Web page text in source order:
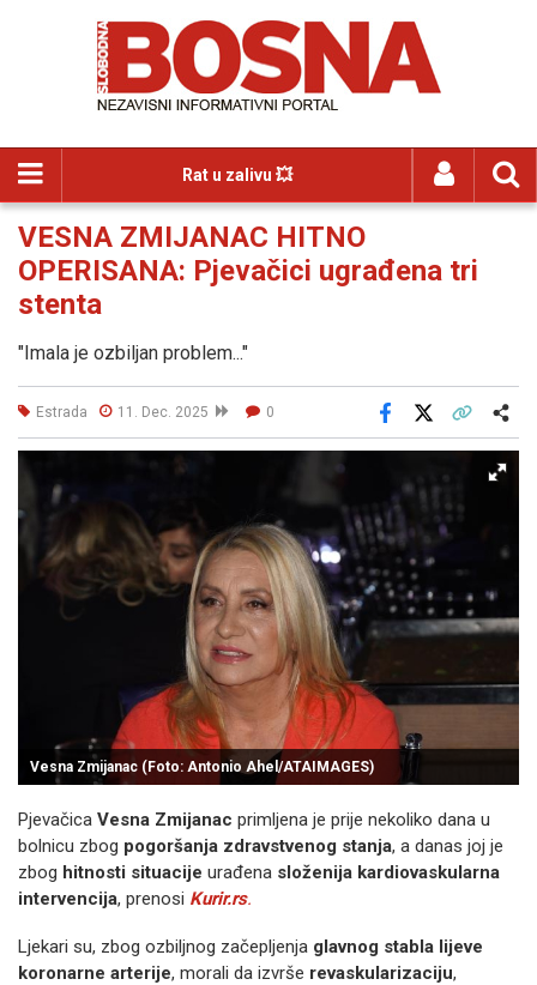
Rat u zalivu 💥
VESNA ZMIJANAC HITNO
OPERISANA: Pjevačici ugrađena tri
stenta
"Imala je ozbiljan problem..."
Estrada 11. Dec. 2025 0
Facebook
Vesna Zmijanac (Foto: Antonio Ahel/ATAIMAGES)
Pjevačica Vesna Zmijanac primljena je prije nekoliko dana u
bolnicu zbog pogoršanja zdravstvenog stanja, a danas joj je
zbog hitnosti situacije urađena složenija kardiovaskularna
intervencija, prenosi Kurir.rs.
Ljekari su, zbog ozbiljnog začepljenja glavnog stabla lijeve
koronarne arterije, morali da izvrše revaskularizaciju,